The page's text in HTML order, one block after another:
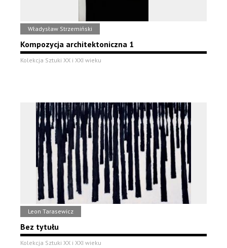
Władysław Strzemiński
Kompozycja architektoniczna 1
Kolekcja Sztuki XX i XXI wieku
Leon Tarasewicz
Bez tytułu
Kolekcja Sztuki XX i XXI wieku